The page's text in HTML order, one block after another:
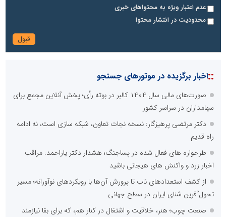
عدم اعتبار ویژه به محتواهای خبری
محدودیت در انتشار محتوا
::اخبار برگزیده در موتورهای جستجو
صورت‌های مالی سال ۱۴۰۴ کالبر در بوته رأی؛ پخش آنلاین مجمع برای
سهامداران در سراسر کشور
دکتر مرتضی پرهیزگار: نسخه نجات تعاون، شبکه سازی است، نه ادامه
راه قدیم
طرحواره های فعال شده در پساجنگ؛ هشدار دکتر یاراحمد: مراقب
اخبار زرد و واکنش های هیجانی باشید
از کشف استعدادهای ناب تا پرورش آن‌ها با رویکردهای نوآورانه؛ مسیر
تحول‌آفرین شنای ایران در سطح جهانی
صنعت چوب؛ هنر، خلاقیت و اشتغال در کنار هم، که برای بقا نیازمند